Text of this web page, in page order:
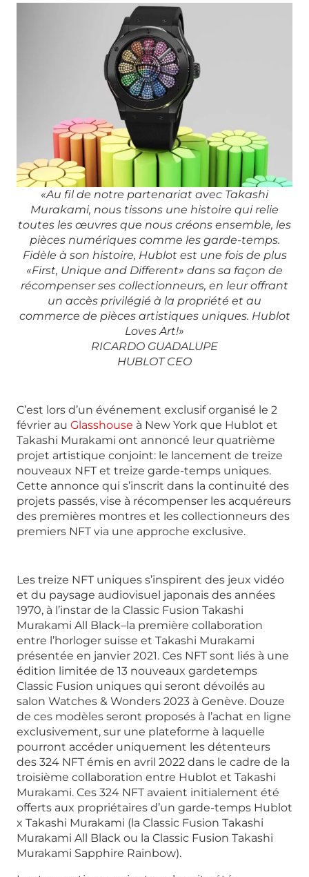
«Au fil de notre partenariat avec Takashi
Murakami, nous tissons une histoire qui relie
toutes les œuvres que nous créons ensemble, les
pièces numériques comme les garde-temps.
Fidèle à son histoire, Hublot est une fois de plus
«First, Unique and Different» dans sa façon de
récompenser ses collectionneurs, en leur offrant
un accès privilégié à la propriété et au
commerce de pièces artistiques uniques. Hublot
Loves Art!»
RICARDO GUADALUPE
HUBLOT CEO
C’est lors d’un événement exclusif organisé le 2
février au Glasshouse à New York que Hublot et
Takashi Murakami ont annoncé leur quatrième
projet artistique conjoint: le lancement de treize
nouveaux NFT et treize garde-temps uniques.
Cette annonce qui s’inscrit dans la continuité des
projets passés, vise à récompenser les acquéreurs
des premières montres et les collectionneurs des
premiers NFT via une approche exclusive.
Les treize NFT uniques s’inspirent des jeux vidéo
et du paysage audiovisuel japonais des années
1970, à l’instar de la Classic Fusion Takashi
Murakami All Black–la première collaboration
entre l’horloger suisse et Takashi Murakami
présentée en janvier 2021. Ces NFT sont liés à une
édition limitée de 13 nouveaux gardetemps
Classic Fusion uniques qui seront dévoilés au
salon Watches & Wonders 2023 à Genève. Douze
de ces modèles seront proposés à l’achat en ligne
exclusivement, sur une plateforme à laquelle
pourront accéder uniquement les détenteurs
des 324 NFT émis en avril 2022 dans le cadre de la
troisième collaboration entre Hublot et Takashi
Murakami. Ces 324 NFT avaient initialement été
offerts aux propriétaires d’un garde-temps Hublot
x Takashi Murakami (la Classic Fusion Takashi
Murakami All Black ou la Classic Fusion Takashi
Murakami Sapphire Rainbow).